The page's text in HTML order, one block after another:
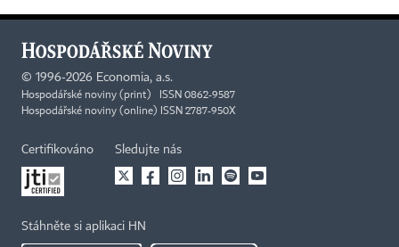
© 1996-2026 Economia, a.s.
Hospodářské noviny (print) ISSN 0862-9587
Hospodářské noviny (online) ISSN 2787-950X
Certifikováno Sledujte nás
Stáhněte si aplikaci HN